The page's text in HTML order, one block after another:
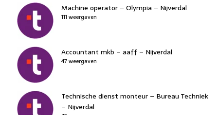
Machine operator – Olympia – Nijverdal
111 weergaven
Accountant mkb – aaff – Nijverdal
47 weergaven
Technische dienst monteur – Bureau Techniek
– Nijverdal